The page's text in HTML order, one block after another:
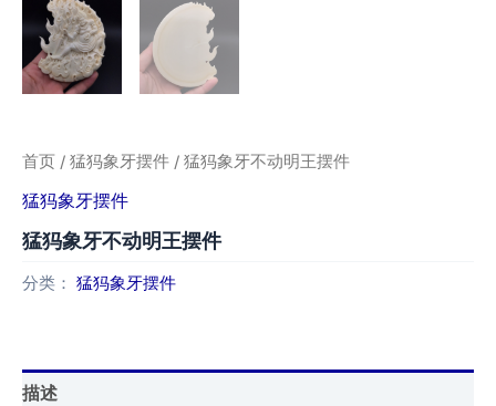
首页 / 猛犸象牙摆件 / 猛犸象牙不动明王摆件
猛犸象牙摆件
猛犸象牙不动明王摆件
分类： 猛犸象牙摆件
描述